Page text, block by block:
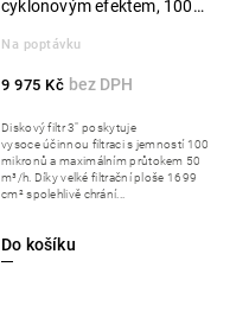
cyklonovým efektem, 100
Na poptávku
9 975 Kč
Do košíku
Diskový filtr 3" poskytuje
vysoce účinnou filtraci s jemností 100
mikronů a maximálním průtokem 50
m³/h. Díky velké filtrační ploše 1699
cm² spolehlivě chrání...